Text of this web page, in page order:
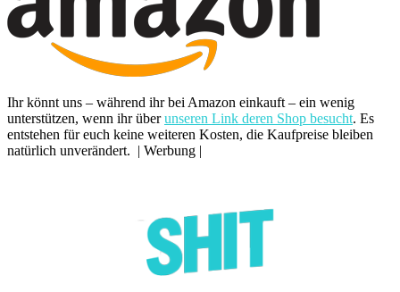
Ihr könnt uns – während ihr bei Amazon einkauft – ein wenig
unterstützen, wenn ihr überunseren Link deren Shop besucht. Es
entstehen für euch keine weiteren Kosten, die Kaufpreise bleiben
natürlich unverändert. | Werbung |